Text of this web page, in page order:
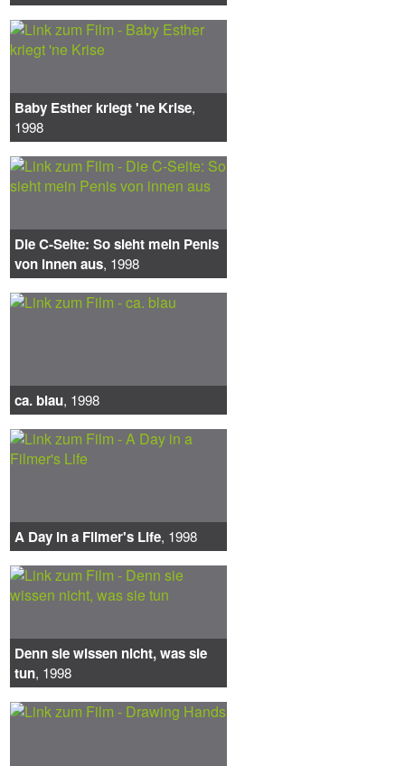
Baby Esther kriegt 'ne Krise,
1998
Die C-Seite: So sieht mein Penis
von innen aus, 1998
ca. blau, 1998
A Day in a Filmer's Life, 1998
Denn sie wissen nicht, was sie
tun, 1998